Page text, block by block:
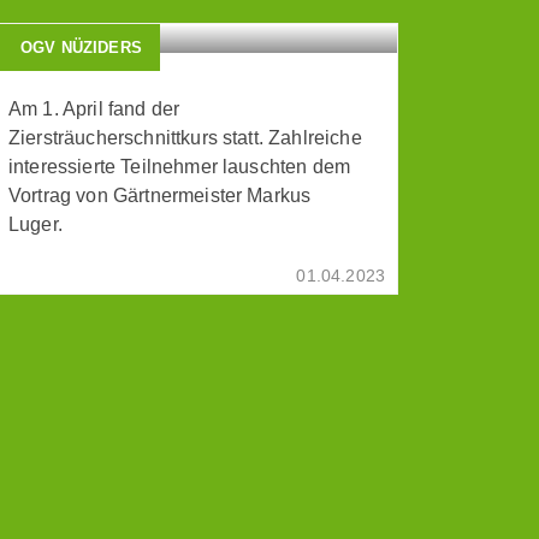
OGV NÜZIDERS
Am 1. April fand der
Ziersträucherschnittkurs statt. Zahlreiche
interessierte Teilnehmer lauschten dem
Vortrag von Gärtnermeister Markus
Luger.
01.04.2023